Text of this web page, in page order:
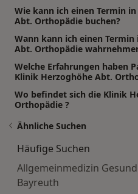
Wie kann ich einen Termin
Abt. Orthopädie buchen?
Wann kann ich einen
Abt. Orthopädie
Welche Erfahrungen haben
Klinik Herzoghöhe Abt.
Wo befindet sich die Klinik
Orthopädie ?
Ähnliche Suchen
Häufige Suchen
Allgemeinmedizin
Bayreuth